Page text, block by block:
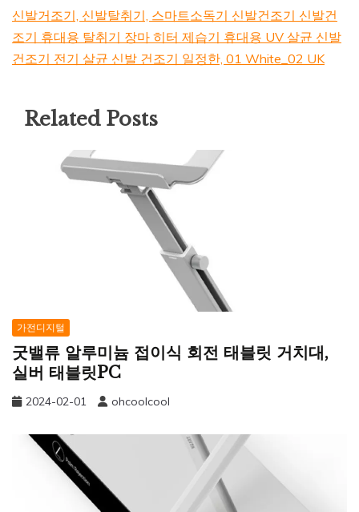
신발거조기, 신발탈취기, 스마트소독기 신발건조기 신발건
조기 휴대용 탈취기 장마 히터 제습기 휴대용 UV 살균 신발
건조기 전기 살균 신발 건조기 일정한, 01 White_02 UK
Related Posts
가전디지털
굿밸류 알루미늄 접이식 회전 태블릿 거치대,
실버 태블릿PC
2024-02-01 ohcoolcool